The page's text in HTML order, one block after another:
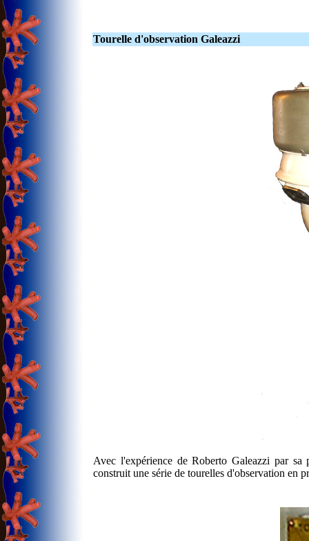
Tourelle d'observation Galeazzi
Avec l'expérience de Roberto Galeazzi par
construit une série de tourelles d'observation en